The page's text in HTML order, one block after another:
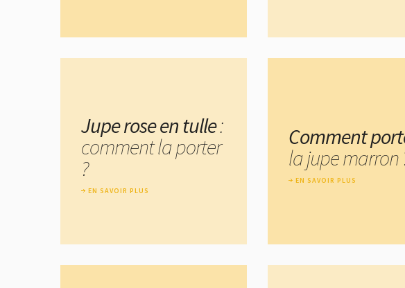
Jupe rose en tulle:
comment la porter
?
EN SAVOIR PLUS
Comment
la jupe marron
EN SAVOIR PLUS